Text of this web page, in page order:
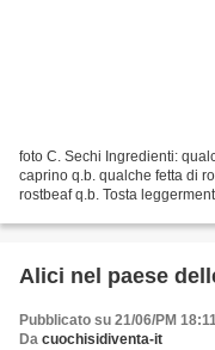
foto C. Sechi Ingredienti:
caprino q.b. qualche fetta di
rostbeaf q.b. Tosta
Alici nel paese
Pubblicato su 21/06/PM
Da cuochisidiventa-it